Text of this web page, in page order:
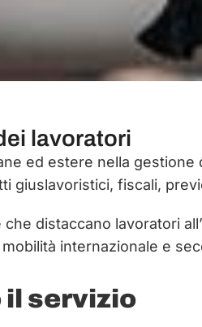
lavoratori
ed estere nella
giuslavoristici, fiscali,
che distaccano lavoratori
internazionale e
il servizio